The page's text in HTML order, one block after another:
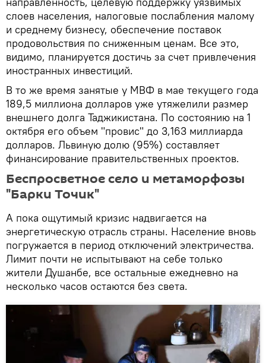
слоев населения, налоговые послабления малому
и среднему бизнесу, обеспечение поставок
продовольствия по сниженным ценам. Все это,
видимо, планируется достичь за счет привлечения
иностранных инвестиций.
В то же время занятые у МВФ в мае текущего года
189,5 миллиона долларов уже утяжелили размер
внешнего долга Таджикистана. По состоянию на 1
октября его объем "провис" до 3,163 миллиарда
долларов. Львиную долю (95%) составляет
финансирование правительственных проектов.
Беспросветное село и метаморфозы
"Барки Точик"
А пока ощутимый кризис надвигается на
энергетическую отрасль страны. Население вновь
погружается в период отключений электричества.
Лимит почти не испытывают на себе только
жители Душанбе, все остальные ежедневно на
несколько часов остаются без света.